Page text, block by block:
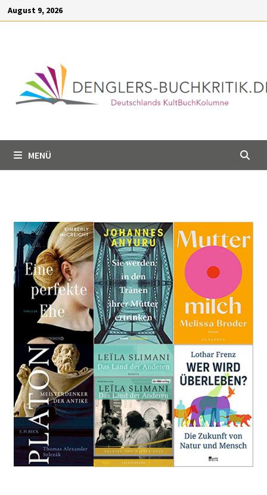
springen
August 9, 2026
MENÜ